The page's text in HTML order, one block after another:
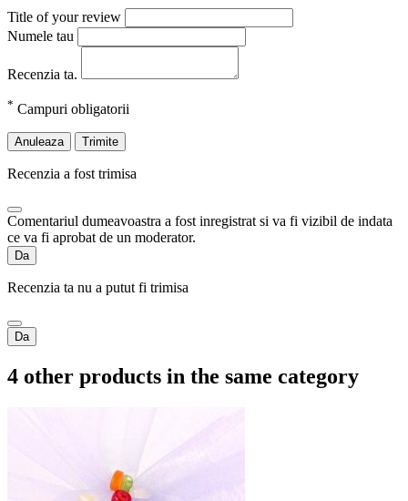
Title of your review
Numele tau
Recenzia ta.
* Campuri obligatorii
Anuleaza Trimite
Recenzia a fost trimisa
Comentariul dumeavoastra a fost inregistrat si va fi vizibil de indata
ce va fi aprobat de un moderator.
Da
Recenzia ta nu a putut fi trimisa
Da
4 other products in the same category